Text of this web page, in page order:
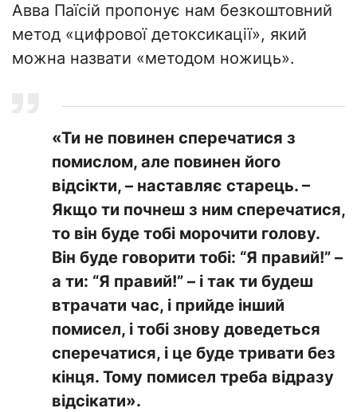
Авва Паїсій пропонує нам безкоштовний
метод «цифрової детоксикації», який
можна назвати «методом ножиць».
«Ти не повинен сперечатися з
помислом, але повинен його
відсікти, – наставляє старець. –
Якщо ти почнеш з ним сперечатися,
то він буде тобі морочити голову.
Він буде говорити тобі: “Я правий!” –
а ти: “Я правий!” – і так ти будеш
втрачати час, і прийде інший
помисел, і тобі знову доведеться
сперечатися, і це буде тривати без
кінця. Тому помисел треба відразу
відсікати».